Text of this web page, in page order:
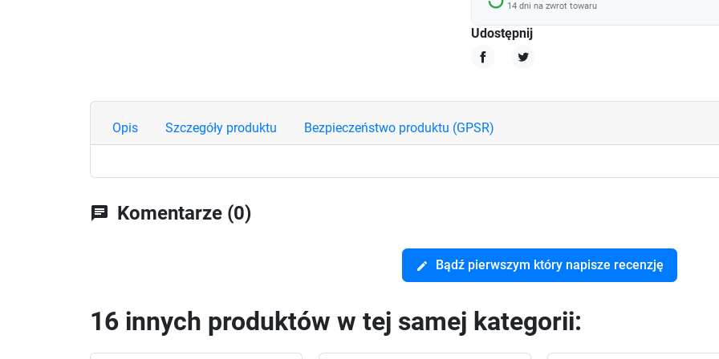
14 dni na zwrot towaru
Udostępnij
Opis Szczegóły produktu Bezpieczeństwo produktu (GPSR)
chat Komentarze (0)
edit Bądź pierwszym który napisze recenzję
16 innych produktów w tej samej kategorii: